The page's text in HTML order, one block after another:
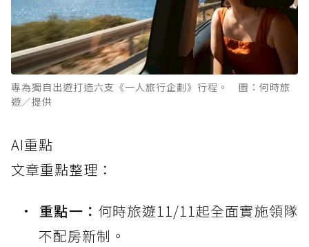
專為獨自出遊打造六支《一人旅行企劃》行程。 圖：何時旅
遊／提供
AI重點
文章重點整理：
重點一： 何時旅遊11/11起全面實施領隊
不配房新制。